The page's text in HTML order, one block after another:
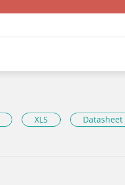
XLS Datasheet